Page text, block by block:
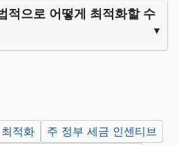
적으로 어떻게 최적화할 수
적화
주 정부 세금 인센티브